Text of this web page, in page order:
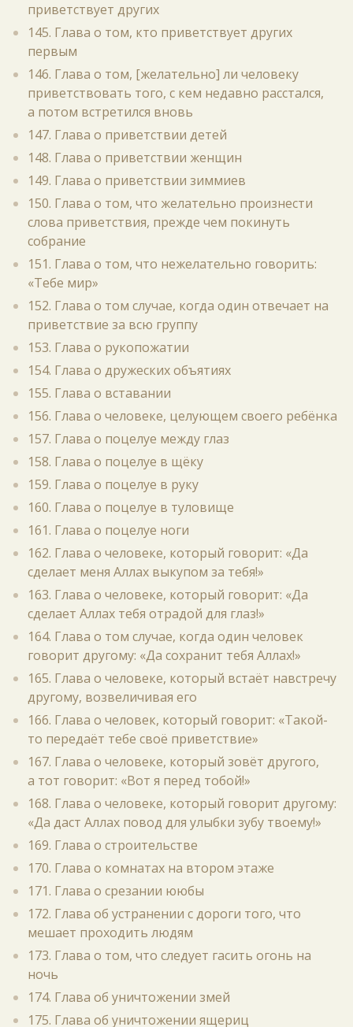
приветствует других
145. Глава о том, кто приветствует других
первым
146. Глава о том, [желательно] ли человеку
приветствовать того, с кем недавно расстался,
а потом встретился вновь
147. Глава о приветствии детей
148. Глава о приветствии женщин
149. Глава о приветствии зиммиев
150. Глава о том, что желательно произнести
слова приветствия, прежде чем покинуть
собрание
151. Глава о том, что нежелательно говорить:
«Тебе мир»
152. Глава о том случае, когда один отвечает на
приветствие за всю группу
153. Глава о рукопожатии
154. Глава о дружеских объятиях
155. Глава о вставании
156. Глава о человеке, целующем своего ребёнка
157. Глава о поцелуе между глаз
158. Глава о поцелуе в щёку
159. Глава о поцелуе в руку
160. Глава о поцелуе в туловище
161. Глава о поцелуе ноги
162. Глава о человеке, который говорит: «Да
сделает меня Аллах выкупом за тебя!»
163. Глава о человеке, который говорит: «Да
сделает Аллах тебя отрадой для глаз!»
164. Глава о том случае, когда один человек
говорит другому: «Да сохранит тебя Аллах!»
165. Глава о человеке, который встаёт навстречу
другому, возвеличивая его
166. Глава о человек, который говорит: «Такой-
то передаёт тебе своё приветствие»
167. Глава о человеке, который зовёт другого,
а тот говорит: «Вот я перед тобой!»
168. Глава о человеке, который говорит другому:
«Да даст Аллах повод для улыбки зубу твоему!»
169. Глава о строительстве
170. Глава о комнатах на втором этаже
171. Глава о срезании ююбы
172. Глава об устранении с дороги того, что
мешает проходить людям
173. Глава о том, что следует гасить огонь на
ночь
174. Глава об уничтожении змей
175. Глава об уничтожении ящериц